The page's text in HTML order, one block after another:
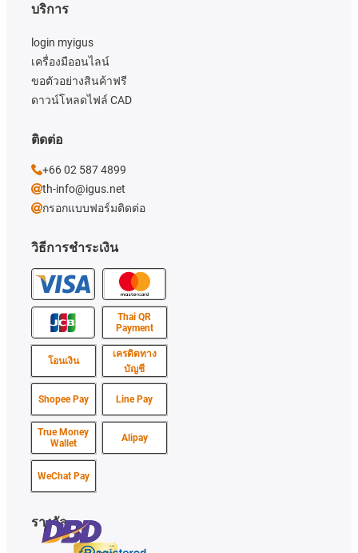
วิธีการชำระเงิน
Thai QR
Payment
โอนเงิน
เครดิตทาง
บัญชี
Shopee Pay Line Pay
True Money
Wallet
Alipay
WeChat Pay
บริการ
login myigus
เครื่องมืออนไลน์
ขอตัวอย่างสินค้าฟรี
ดาวน์โหลดไฟล์ CAD
รางวัล
ติดต่อ
+66 02 587 4899
th-info@igus.net
กรอกแบบฟอร์มติดต่อ